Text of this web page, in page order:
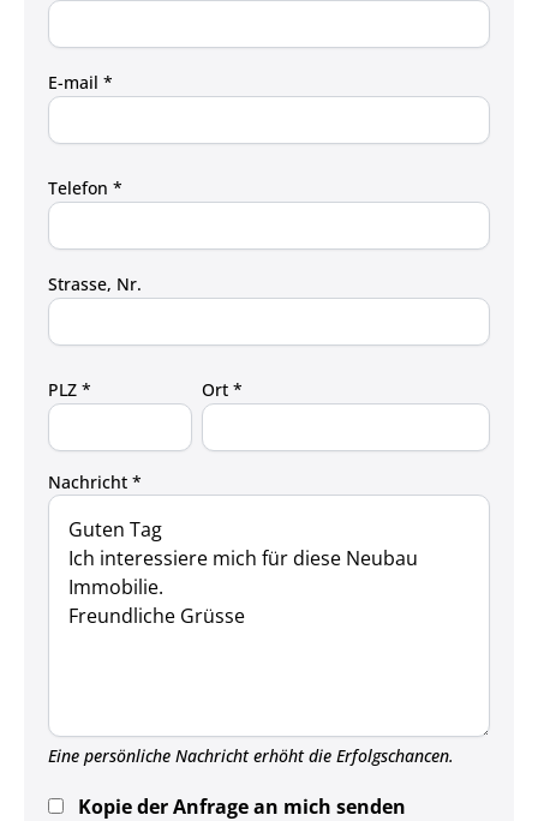
E-mail *
Telefon *
Strasse, Nr.
PLZ * Ort *
Nachricht *
Eine persönliche Nachricht erhöht die Erfolgschancen.
Kopie der Anfrage an mich senden